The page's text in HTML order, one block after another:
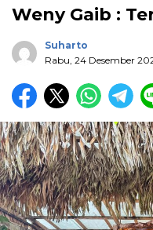
Weny Gaib :
Suharto
Rabu, 24 Desember